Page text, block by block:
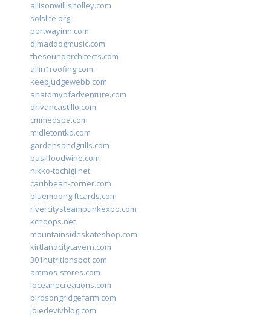
allisonwillisholley.com
solslite.org
portwayinn.com
djmaddogmusic.com
thesoundarchitects.com
allin1roofing.com
keepjudgewebb.com
anatomyofadventure.com
drivancastillo.com
cmmedspa.com
midletontkd.com
gardensandgrills.com
basilfoodwine.com
nikko-tochigi.net
caribbean-corner.com
bluemoongiftcards.com
rivercitysteampunkexpo.com
kchoops.net
mountainsideskateshop.com
kirtlandcitytavern.com
301nutritionspot.com
ammos-stores.com
loceanecreations.com
birdsongridgefarm.com
joiedevivblog.com